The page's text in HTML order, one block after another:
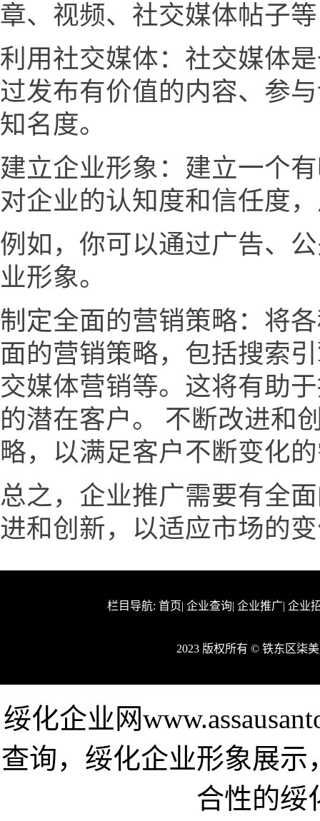
章、视频、社交媒体帖子
利用社交媒体：社交媒体
过发布有价值的内容、参
知名度。
建立企业形象：建立一个
对企业的认知度和信任度
例如，你可以通过广告、
业形象。
制定全面的营销策略：将
面的营销策略，包括搜索
交媒体营销等。这将有助
的潜在客户。 不断改进和
略，以满足客户不断变化
总之，企业推广需要有全
进和创新，以适应市场的
栏目导航: 首页| 企业查询| 企业推广| 企业
2023 版权所有 © 铁东区柒
绥化企业网
查询，绥化企业形象展
合性的绥